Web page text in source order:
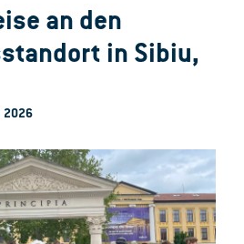
an den
in Sibiu,
2026